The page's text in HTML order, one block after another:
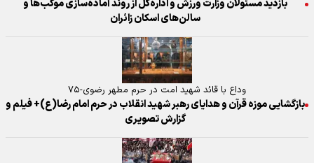
بازدید مسئولان وزارت ورزش و اداره‌کل از روند آماده‌سازی موکب‌ها و
سالن‌های اسکان زائران
وداع با قائد شهید امت در حرم مطهر رضوی-۷۵
بازگشایی موزه قرآن و هدایای رهبر شهید انقلاب در حرم امام رضا(ع)+ فیلم و
گزارش تصویری